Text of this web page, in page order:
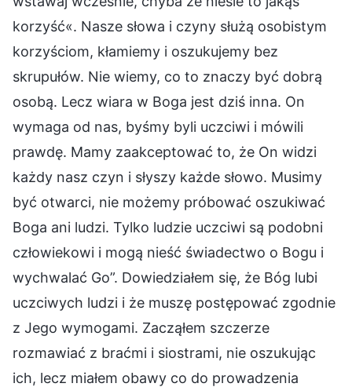
korzyść«. Nasze słowa i czyny służą osobistym
korzyściom, kłamiemy i oszukujemy bez
skrupułów. Nie wiemy, co to znaczy być dobrą
osobą. Lecz wiara w Boga jest dziś inna. On
wymaga od nas, byśmy byli uczciwi i mówili
prawdę. Mamy zaakceptować to, że On widzi
każdy nasz czyn i słyszy każde słowo. Musimy
być otwarci, nie możemy próbować oszukiwać
Boga ani ludzi. Tylko ludzie uczciwi są podobni
człowiekowi i mogą nieść świadectwo o Bogu i
wychwalać Go”. Dowiedziałem się, że Bóg lubi
uczciwych ludzi i że muszę postępować zgodnie
z Jego wymogami. Zacząłem szczerze
rozmawiać z braćmi i siostrami, nie oszukując
ich, lecz miałem obawy co do prowadzenia